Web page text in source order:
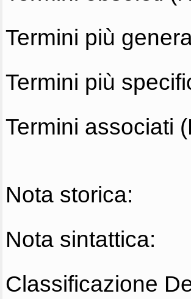
Termini più
Termini più
Termini associati
Nota storica:
Nota sintattica:
Classificazione